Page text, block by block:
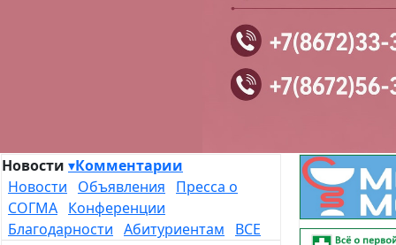
Новости ▾Комментарии
Новости
Объявления
Пресса о
СОГМА Конференции
Благодарности Абитуриентам
ВСЕ